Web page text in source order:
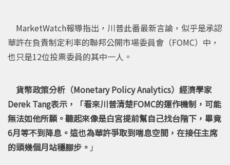
MarketWatch報導指出，川普此番最新言論，似乎是承認
華許在負責制定利率的聯邦公開市場委員會（FOMC）中，
也只是12位投票委員的其中一人。
貨幣政策分析（Monetary Policy Analytics）經濟學家
Derek Tang表示，「看來川普清楚FOMC的運作機制，可能
無法如他所願。聽起來像是白宮提前幫自己找台階下，畢竟
6月等不到降息。這也為華許爭取到喘息空間，在接任主席
的頭幾個月站穩腳步。 」